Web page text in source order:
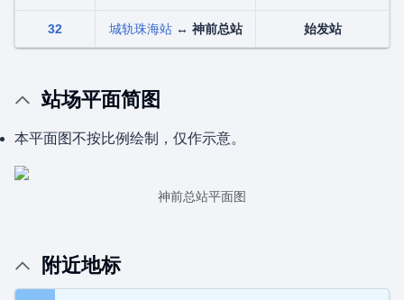
32 城轨珠海站↔ 神前总站 始发站
站场平面简图
本平面图不按比例绘制，仅作示意。
神前总站平面图
附近地标